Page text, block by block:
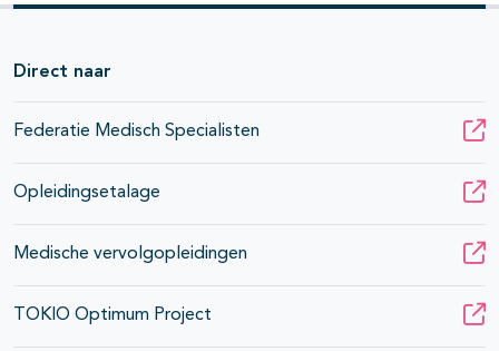
Direct naar
Federatie Medisch Specialisten
Opleidingsetalage
Medische vervolgopleidingen
TOKIO Optimum Project